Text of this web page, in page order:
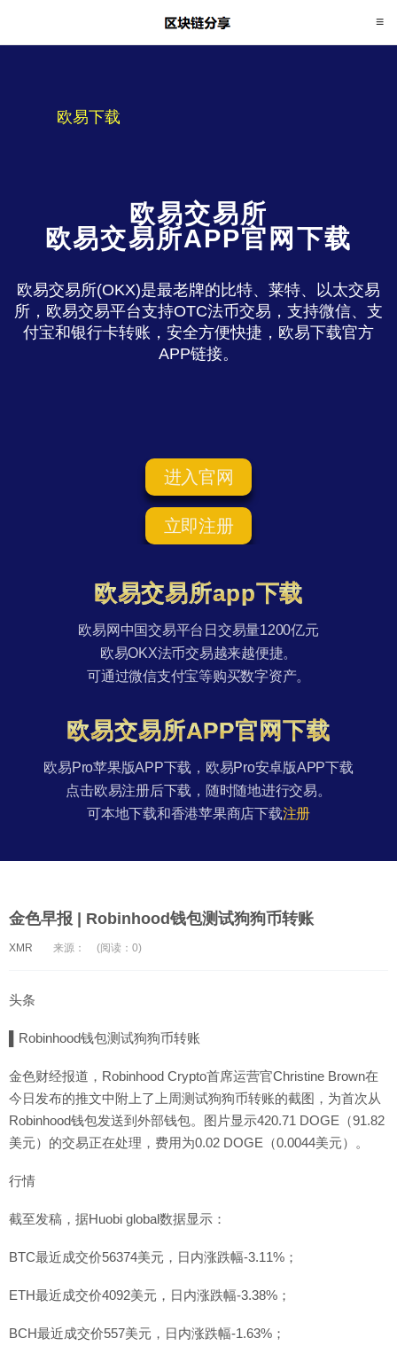
欧易下载
欧易交易所
欧易交易所APP官网下载
欧易交易所(OKX)是最老牌的比特、莱特、以太交易
所，欧易交易平台支持OTC法币交易，支持微信、支
付宝和银行卡转账，安全方便快捷，欧易下载官方
APP链接。
进入官网
立即注册
欧易交易所app下载
欧易网中国交易平台日交易量1200亿元
欧易OKX法币交易越来越便捷。
可通过微信支付宝等购买数字资产。
欧易交易所APP官网下载
欧易Pro苹果版APP下载，欧易Pro安卓版APP下载
点击欧易注册后下载，随时随地进行交易。
可本地下载和香港苹果商店下载注册
金色早报 | Robinhood钱包测试狗狗币转账
XMR 来源： (阅读：0)
头条
▌Robinhood钱包测试狗狗币转账
金色财经报道，Robinhood Crypto首席运营官Christine Brown在
今日发布的推文中附上了上周测试狗狗币转账的截图，为首次从
Robinhood钱包发送到外部钱包。图片显示420.71 DOGE（91.82
美元）的交易正在处理，费用为0.02 DOGE（0.0044美元）。
行情
截至发稿，据Huobi global数据显示：
BTC最近成交价56374美元，日内涨跌幅-3.11%；
ETH最近成交价4092美元，日内涨跌幅-3.38%；
BCH最近成交价557美元，日内涨跌幅-1.63%；